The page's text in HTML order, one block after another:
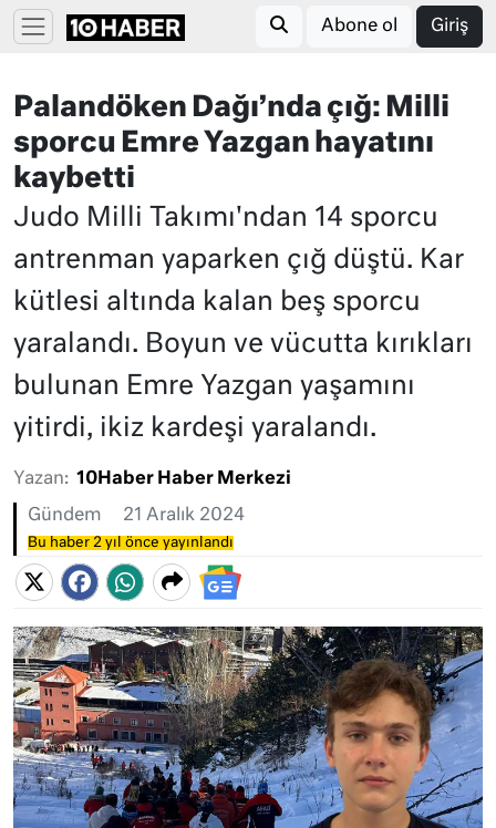
Abone ol Giriş
Palandöken Dağı’nda çığ: Milli
sporcu Emre Yazgan hayatını
kaybetti
Judo Milli Takımı'ndan 14 sporcu
antrenman yaparken çığ düştü. Kar
kütlesi altında kalan beş sporcu
yaralandı. Boyun ve vücutta kırıkları
bulunan Emre Yazgan yaşamını
yitirdi, ikiz kardeşi yaralandı.
Yazan: 10Haber Haber Merkezi
Gündem 21 Aralık 2024
Bu haber 2 yıl önce yayınlandı